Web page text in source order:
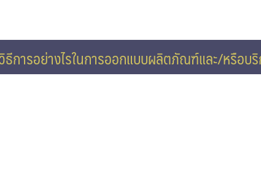
การอย่างไรในการออกแบบผลิตภัณฑ์และ/หรือบ